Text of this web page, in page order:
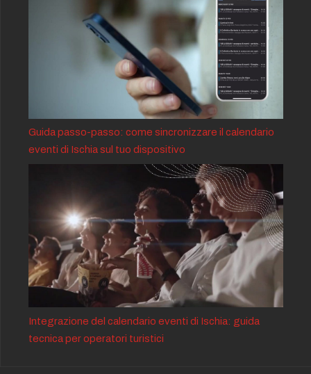
Guida passo-passo: come sincronizzare il calendario
eventi di Ischia sul tuo dispositivo
Integrazione del calendario eventi di Ischia: guida
tecnica per operatori turistici